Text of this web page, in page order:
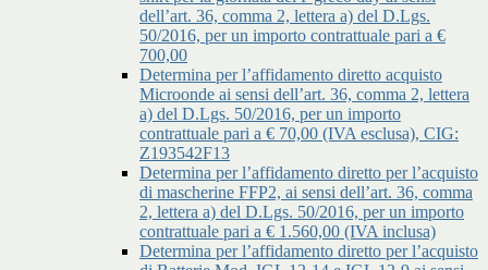
dell’art. 36, comma 2, lettera a) del D.Lgs.
50/2016, per un importo contrattuale pari a €
700,00
Determina per l’affidamento diretto acquisto
Microonde ai sensi dell’art. 36, comma 2, lettera
a) del D.Lgs. 50/2016, per un importo
contrattuale pari a € 70,00 (IVA esclusa), CIG:
Z193542F13
Determina per l’affidamento diretto per l’acquisto
di mascherine FFP2, ai sensi dell’art. 36, comma
2, lettera a) del D.Lgs. 50/2016, per un importo
contrattuale pari a € 1.560,00 (IVA inclusa)
Determina per l’affidamento diretto per l’acquisto